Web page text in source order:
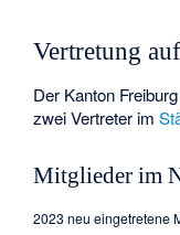
Vertretung
Der Kanton
zwei Vertreter im
Mitglieder im
2023 neu eingetretene